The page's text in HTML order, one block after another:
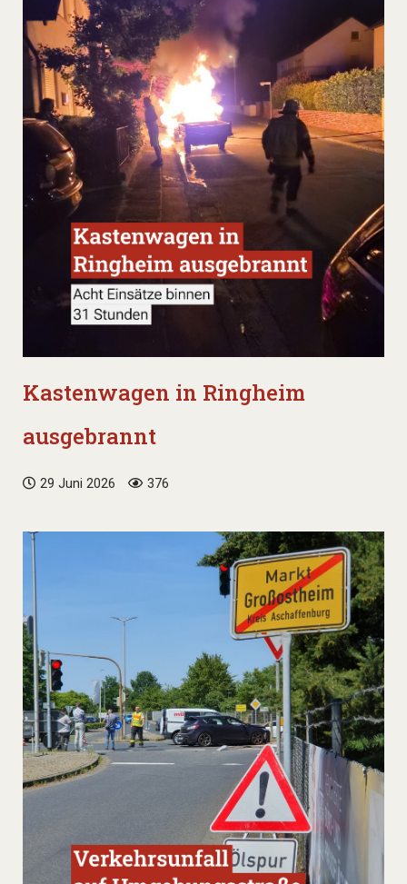
Kastenwagen in Ringheim
ausgebrannt
29 Juni 2026 376